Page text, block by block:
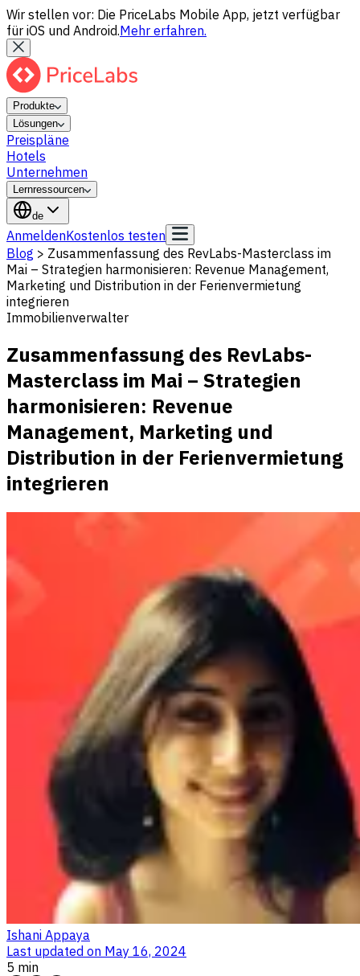
Wir stellen vor: Die PriceLabs Mobile App, jetzt verfügbar
für iOS und Android.Mehr erfahren.
Produkte
Lösungen
Preispläne
Hotels
Unternehmen
Lernressourcen
de
AnmeldenKostenlos testen
Blog > Zusammenfassung des RevLabs-Masterclass im
Mai – Strategien harmonisieren: Revenue Management,
Marketing und Distribution in der Ferienvermietung
integrieren
Immobilienverwalter
Zusammenfassung des RevLabs-
Masterclass im Mai – Strategien
harmonisieren: Revenue
Management, Marketing und
Distribution in der Ferienvermietung
integrieren
Ishani Appaya
Last updated on May 16, 2024
5 min